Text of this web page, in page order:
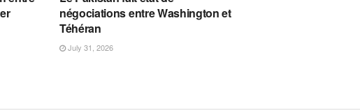
négociations entre Washington et
Téhéran
July 31, 2026